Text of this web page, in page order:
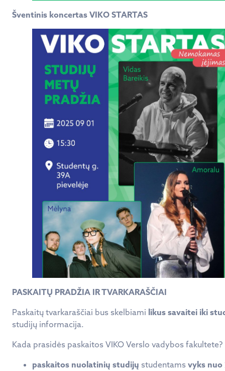
Šventinis koncertas VIKO STARTAS
PASKAITŲ PRADŽIA IR TVARKARAŠČIAI
Paskaitų tvarkaraščiai bus skelbiami likus savaitei iki
studijų informacija.
Kada prasidės paskaitos VIKO Verslo vadybos fakultete?
paskaitos nuolatinių studijų studentams vyks nuo